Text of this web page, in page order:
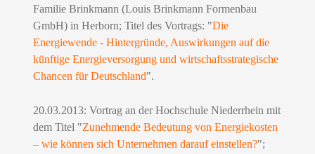
Familie Brinkmann (Louis Brinkmann Formenbau
GmbH) in Herborn; Titel des Vortrags: "Die
Energiewende - Hintergründe, Auswirkungen auf die
künftige Energieversorgung und wirtschaftsstrategische
Chancen für Deutschland".
20.03.2013: Vortrag an der Hochschule Niederrhein mit
dem Titel "Zunehmende Bedeutung von Energiekosten
– wie können sich Unternehmen darauf einstellen?";